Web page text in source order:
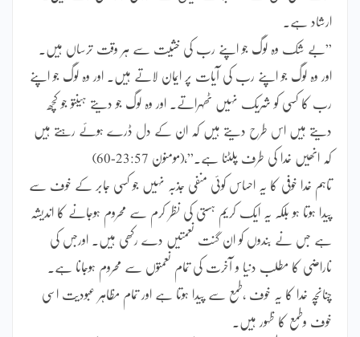
ارشاد ہے۔
”بے شک وہ لوگ جو اپنے رب کی خشیت سے ہر وقت ترساں ہیں۔
اور وہ لوگ جو اپنے رب کی آیات پر ایمان لاتے ہیں۔ اور وہ لوگ جو اپنے
رب کا کسی کو شریک نہیں ٹھہراتے۔ اور وہ لوگ جو دیتے ہیںتو جو کچھ
دیتے ہیں اس طرح دیتے ہیں کہ ان کے دل ڈرے ہوئے رہتے ہیں
کہ انھیں خدا کی طرف پلٹنا ہے۔”،(مومنون 23:57-60)
تاہم خدا خوفی کا یہ احساس کوئی منفی جذبہ نہیں جو کسی جابر کے خوف سے
پیدا ہوتا ہو بلکہ یہ ایک کریم ہستی کی نظر کرم سے محروم ہوجانے کا اندیشہ
ہے جس نے بندوں کو ان گنت نعمتیں دے رکھی ہیں۔ اورجس کی
ناراضی کا مطلب دنیا و آخرت کی تمام نعمتوں سے محروم ہوجانا ہے۔
چنانچہ خدا کا یہ خوف ،طمع سے پیدا ہوتا ہے اور تمام مظاہر عبودیت اسی
خوف وطمع کا ظہور ہیں۔